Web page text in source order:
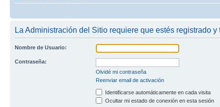
La Administración del Sitio requiere que estés registrado
Nombre de Usuario:
Contraseña:
Olvidé mi contraseña
Reenviar email de activación
Identificarse automáticamente en cada visita
Ocultar mi estado de conexión en esta sesión